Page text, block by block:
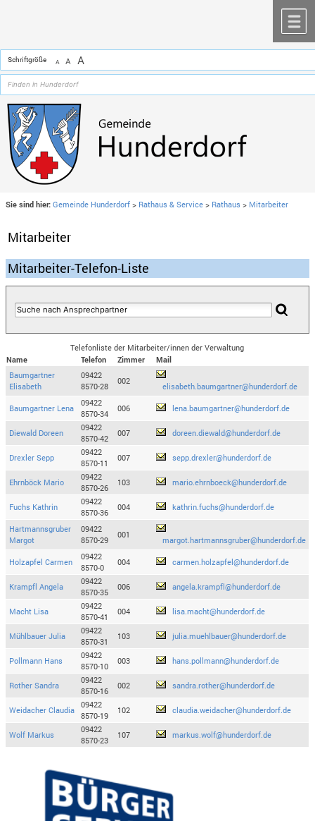
Schriftgröße A A A
Sie sind hier: Gemeinde Hunderdorf > Rathaus & Service > Rathaus > Mitarbeiter
Mitarbeiter
Mitarbeiter-Telefon-Liste
Telefonliste der Mitarbeiter/innen der Verwaltung
Name
Telefon Zimmer
Mail
Baumgartner
Elisabeth
09422
8570-28
002
elisabeth.baumgartner@hunderdorf.de
Baumgartner Lena
09422
8570-34
006 lena.baumgartner@hunderdorf.de
Diewald Doreen
09422
8570-42
007 doreen.diewald@hunderdorf.de
Drexler Sepp
09422
8570-11
007 sepp.drexler@hunderdorf.de
Ehrnböck Mario
09422
8570-26
103 mario.ehrnboeck@hunderdorf.de
Fuchs Kathrin
09422
8570-36
004 kathrin.fuchs@hunderdorf.de
Hartmannsgruber
Margot
09422
8570-29
001
margot.hartmannsgruber@hunderdorf.de
Holzapfel Carmen
09422
8570-0
004 carmen.holzapfel@hunderdorf.de
Krampfl Angela
09422
8570-35
006 angela.krampfl@hunderdorf.de
Macht Lisa
09422
8570-41
004 lisa.macht@hunderdorf.de
Mühlbauer Julia
09422
8570-31
103 julia.muehlbauer@hunderdorf.de
Pollmann Hans
09422
8570-10
003 hans.pollmann@hunderdorf.de
Rother Sandra
09422
8570-16
002 sandra.rother@hunderdorf.de
Weidacher Claudia
09422
8570-19
102 claudia.weidacher@hunderdorf.de
Wolf Markus
09422
8570-23
107 markus.wolf@hunderdorf.de